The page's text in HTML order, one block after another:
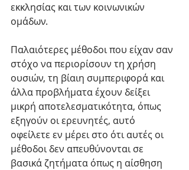
εκκλησίας και των κοινωνικών
ομάδων.
Παλαιότερες μέθοδοι που είχαν σαν
στόχο να περιορίσουν τη χρήση
ουσιών, τη βίαιη συμπεριφορά και
άλλα προβλήματα έχουν δείξει
μικρή αποτελεσματικότητα, όπως
εξηγούν οι ερευνητές, αυτό
οφείλετε εν μέρει στο ότι αυτές οι
μέθοδοι δεν απευθύνονται σε
βασικά ζητήματα όπως η αίσθηση